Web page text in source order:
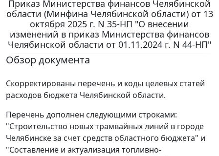
Приказ Министерства финансов Челябинской
области (Минфина Челябинской области) от 13
октября 2025 г. N 35-НП "О внесении
изменений в приказ Министерства финансов
Челябинской области от 01.11.2024 г. N 44-НП"
Обзор документа
Скорректированы перечень и коды целевых статей
расходов бюджета Челябинской области.
Перечень дополнен следующими строками:
"Строительство новых трамвайных линий в городе
Челябинске за счет средств областного бюджета" и
"Составление и актуализация топливно-